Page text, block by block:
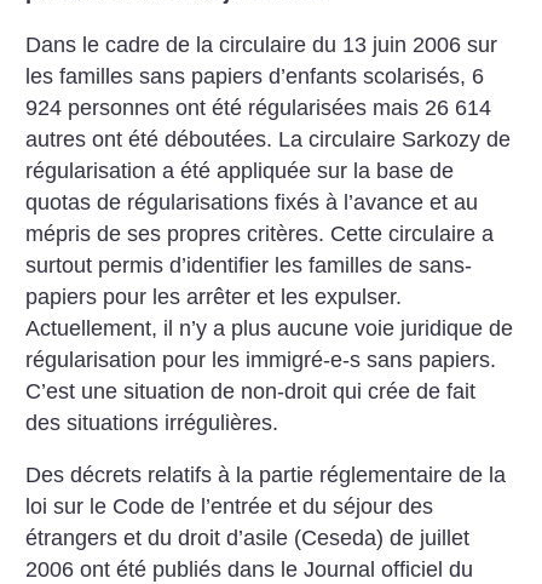
Dans le cadre de la circulaire du 13 juin 2006 sur
les familles sans papiers d’enfants scolarisés, 6
924 personnes ont été régularisées mais 26 614
autres ont été déboutées. La circulaire Sarkozy de
régularisation a été appliquée sur la base de
quotas de régularisations fixés à l’avance et au
mépris de ses propres critères. Cette circulaire a
surtout permis d’identifier les familles de sans-
papiers pour les arrêter et les expulser.
Actuellement, il n’y a plus aucune voie juridique de
régularisation pour les immigré-e-s sans papiers.
C’est une situation de non-droit qui crée de fait
des situations irrégulières.
Des décrets relatifs à la partie réglementaire de la
loi sur le Code de l’entrée et du séjour des
étrangers et du droit d’asile (Ceseda) de juillet
2006 ont été publiés dans le Journal officiel du